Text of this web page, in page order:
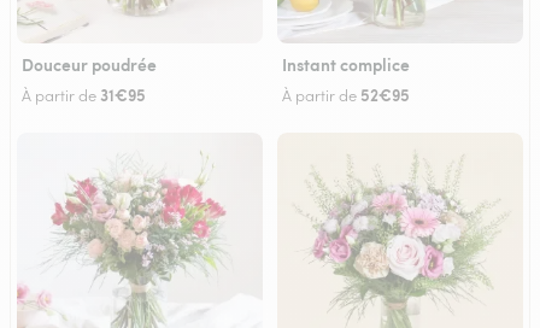
Douceur poudrée
À partir de 31€95
Instant complice
À partir de 52€95